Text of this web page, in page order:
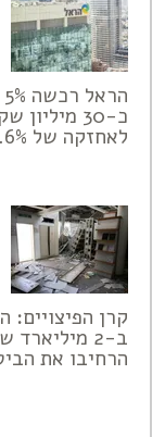
כ-30
לאחזקה של 9.6% בחברה
קרן הפיצויים:
הרחיבו את